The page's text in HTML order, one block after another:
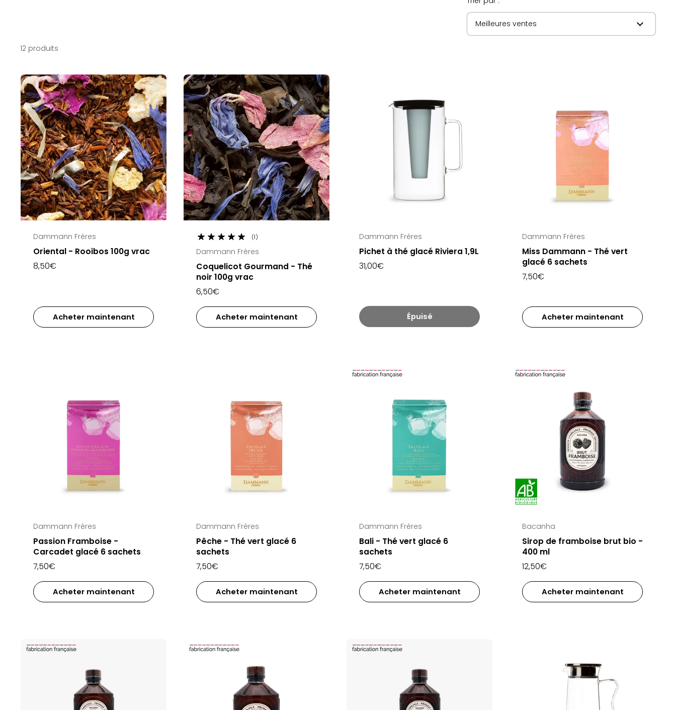
12 produits
Dammann Frères
Oriental - Rooibos 100g vrac
8,50€
Acheter maintenant
(1)
Dammann Frères
Coquelicot Gourmand - Thé
noir 100g vrac
6,50€
Acheter maintenant
Dammann Frères
Pichet à thé glacé Riviera 1,9L
31,00€
Épuisé
Dammann Frères
Miss Dammann - Thé vert
glacé 6 sachets
7,50€
Acheter maintenant
Dammann Frères
Passion Framboise -
Carcadet glacé 6 sachets
7,50€
Acheter maintenant
Dammann Frères
Pêche - Thé vert glacé 6
sachets
7,50€
Acheter maintenant
Dammann Frères
Bali - Thé vert glacé 6
sachets
7,50€
Acheter maintenant
Bacanha
Sirop de framboise brut bio -
400 ml
12,50€
Acheter maintenant